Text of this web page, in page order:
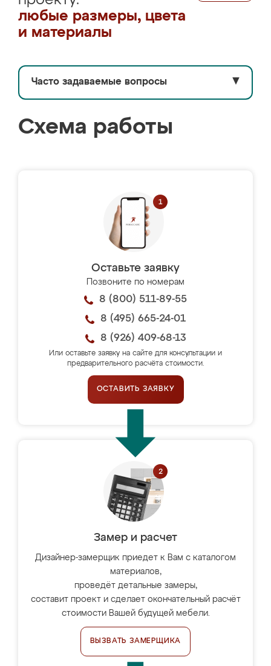
любые размеры, цвета
и материалы
Часто задаваемые вопросы ▼
Схема работы
Оставьте заявку
Позвоните по номерам
8 (800) 511-89-55
8 (495) 665-24-01
8 (926) 409-68-13
Или оставьте заявку на сайте для консультации и
предварительного расчёта стоимости.
ОСТАВИТЬ ЗАЯВКУ
Замер и расчет
Дизайнер-замерщик приедет к Вам с каталогом
материалов,
проведёт детальные замеры,
составит проект и сделает окончательный расчёт
стоимости Вашей будущей мебели.
ВЫЗВАТЬ ЗАМЕРЩИКА